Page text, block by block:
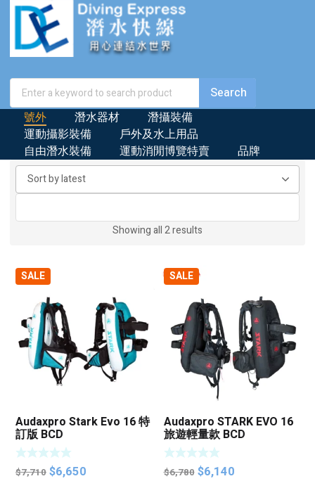
號外 潛水器材
潛攝裝備
運動攝影裝備
戶外及水上用品
自由潛水裝備
運動消閒博覽特賣 品牌
Showing all 2 results
SALE
Audaxpro Stark Evo 16 特
訂版 BCD
$7,710 Original
$6,650
SALE
Audaxpro STARK EVO 16
旅遊輕量款 BCD
$6,780 Original
$6,140Current